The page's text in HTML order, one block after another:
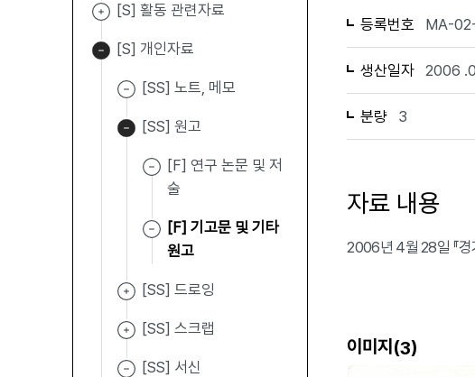
[S] 활동 관련자료
[S] 개인자료
[SS] 노트, 메모
[SS] 원고
[F] 연구 논문 및 저
술
[F] 기고문 및 기타
원고
[SS] 드로잉
[SS] 스크랩
[SS] 서신
등록번호 MA-
생산일자 2006
분량 3
자료 내용
2006년 4월 28일 『
이미지(3)